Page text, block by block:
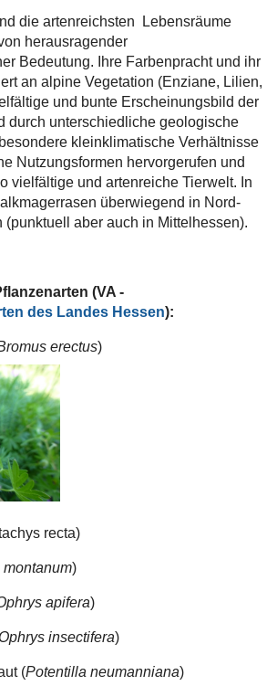
die artenreichsten Lebensräume
herausragender
Bedeutung. Ihre Farbenpracht und ihr
an alpine Vegetation (Enziane, Lilien,
und bunte Erscheinungsbild der
durch unterschiedliche geologische
kleinklimatische Verhältnisse
Nutzungsformen hervorgerufen und
vielfältige und artenreiche Tierwelt. In
überwiegend in Nord-
(punktuell aber auch in Mittelhessen).
(VA -
des Landes Hessen):
erectus)
recta)
)
apifera)
insectifera)
(Potentilla neumanniana)